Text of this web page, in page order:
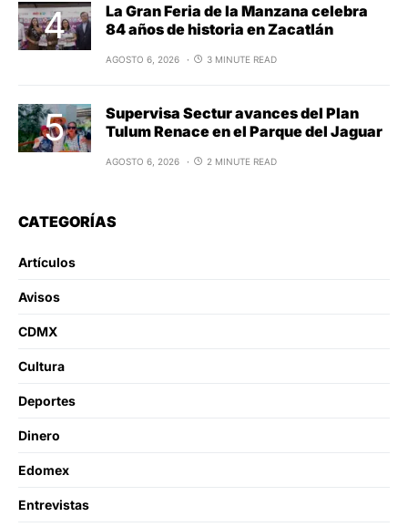
La Gran Feria de la Manzana celebra
84 años de historia en Zacatlán
AGOSTO 6, 2026 3 MINUTE READ
Supervisa Sectur avances del Plan
Tulum Renace en el Parque del Jaguar
AGOSTO 6, 2026 2 MINUTE READ
CATEGORÍAS
Artículos
Avisos
CDMX
Cultura
Deportes
Dinero
Edomex
Entrevistas